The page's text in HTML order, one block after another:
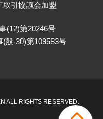
取引協議会加盟
(12)第20246号
(般-30)第109583号
ALL RIGHTS RESERVED.